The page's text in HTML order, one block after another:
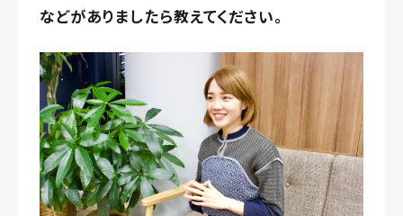
などがありましたら教えてください。